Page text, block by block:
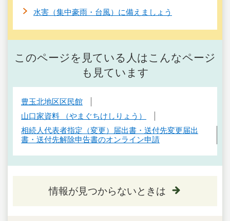
水害（集中豪雨・台風）に備えましょう
このページを見ている人はこんなページ
も見ています
豊玉北地区区民館
山口家資料 （やまぐちけしりょう）
相続人代表者指定（変更）届出書・送付先変更届出
書・送付先解除申告書のオンライン申請
情報が見つからないときは